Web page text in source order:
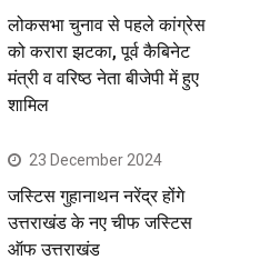
लोकसभा चुनाव से पहले कांग्रेस
को करारा झटका, पूर्व कैबिनेट
मंत्री व वरिष्ठ नेता बीजेपी में हुए
शामिल
23 December 2024
जस्टिस गुहानाथन नरेंद्र होंगे
उत्तराखंड के नए चीफ जस्टिस
ऑफ उत्तराखंड